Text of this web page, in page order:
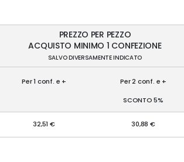
PREZZO PER PEZZO
ACQUISTO MINIMO 1 CONFEZIONE
SALVO DIVERSAMENTE INDICATO
Per 1 conf. e + Per 2 conf. e +
SCONTO 5%
32,51 € 30,88 €